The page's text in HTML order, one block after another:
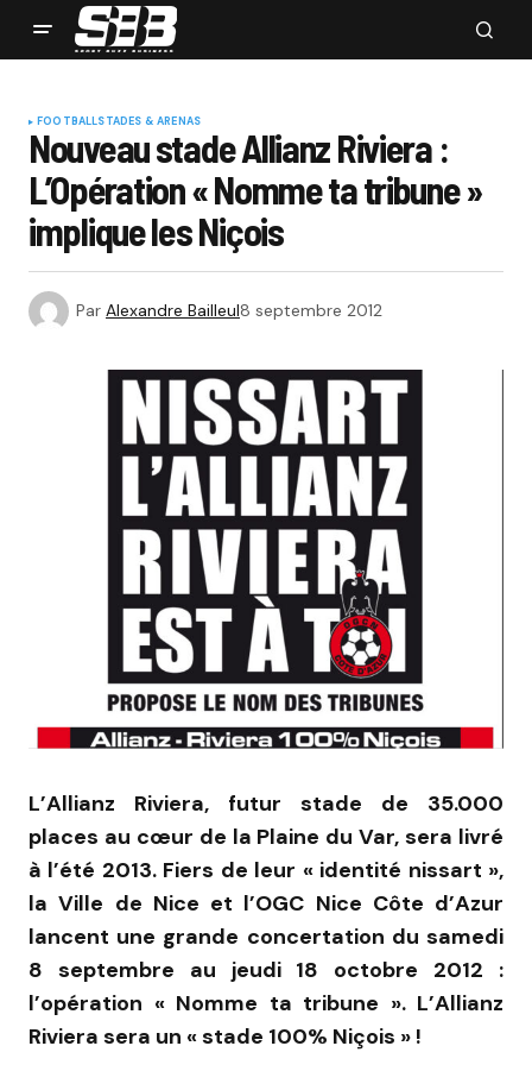
FOOTBALLSTADES & ARENAS
Nouveau stade Allianz Riviera :
L’Opération « Nomme ta tribune »
implique les Niçois
Par Alexandre Bailleul8 septembre 2012
L’Allianz Riviera, futur stade de 35.000
places au cœur de la Plaine du Var, sera livré
à l’été 2013. Fiers de leur « identité nissart »,
la Ville de Nice et l’OGC Nice Côte d’Azur
lancent une grande concertation du samedi
8 septembre au jeudi 18 octobre 2012 :
l’opération « Nomme ta tribune ». L’Allianz
Riviera sera un « stade 100% Niçois » !